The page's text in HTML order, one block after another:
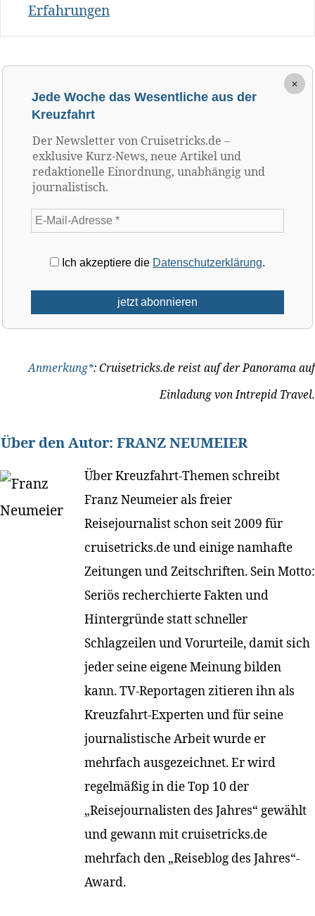
Erfahrungen
×
Jede Woche das Wesentliche aus der
Kreuzfahrt
Der Newsletter von Cruisetricks.de –
exklusive Kurz-News, neue Artikel und
redaktionelle Einordnung, unabhängig und
journalistisch.
Ich akzeptiere die Datenschutzerklärung.
Anmerkung*: Cruisetricks.de reist auf der Panorama auf
Einladung von Intrepid Travel.
Über den Autor: FRANZ NEUMEIER
Über Kreuzfahrt-Themen schreibt
Franz Neumeier als freier
Reisejournalist schon seit 2009 für
cruisetricks.de und einige namhafte
Zeitungen und Zeitschriften. Sein Motto:
Seriös recherchierte Fakten und
Hintergründe statt schneller
Schlagzeilen und Vorurteile, damit sich
jeder seine eigene Meinung bilden
kann. TV-Reportagen zitieren ihn als
Kreuzfahrt-Experten und für seine
journalistische Arbeit wurde er
mehrfach ausgezeichnet. Er wird
regelmäßig in die Top 10 der
„Reisejournalisten des Jahres“ gewählt
und gewann mit cruisetricks.de
mehrfach den „Reiseblog des Jahres“-
Award.